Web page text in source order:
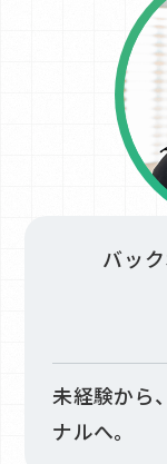
バッ
未経験から
ナルへ。